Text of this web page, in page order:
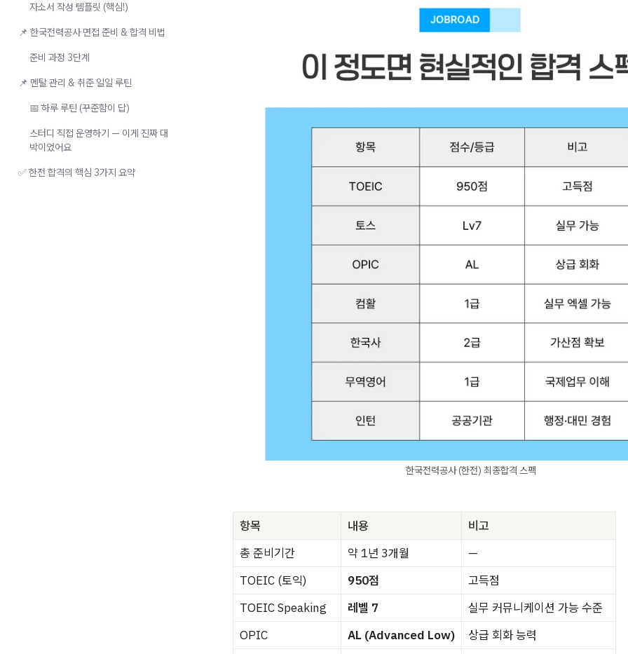
한국전력공사 (한전) 최종합격 스펙
항목 내용
비고
총 준비기간
약 1년 3개월
—
TOEIC (토익)
950점
고득점
TOEIC Speaking
레벨 7
실무 커뮤니케이션 가능 수준
OPIC
AL (Advanced Low)
상급 회화 능력
자소서 작성 템플릿 (핵심!)
📌 한국전력공사 면접 준비 & 합격 비법
준비 과정 3단계
📌 멘탈 관리 & 취준 일일 루틴
📅 하루 루틴 (꾸준함이 답)
스터디 직접 운영하기 — 이게 진짜 대
박이었어요
✅ 한전 합격의 핵심 3가지 요약